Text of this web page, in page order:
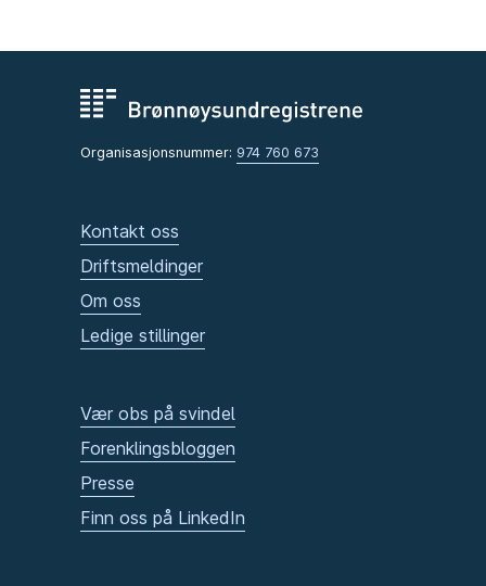
Organisasjonsnummer: 974 760 673
Kontakt oss
Driftsmeldinger
Om oss
Ledige stillinger
Vær obs på svindel
Forenklingsbloggen
Presse
Finn oss på LinkedIn